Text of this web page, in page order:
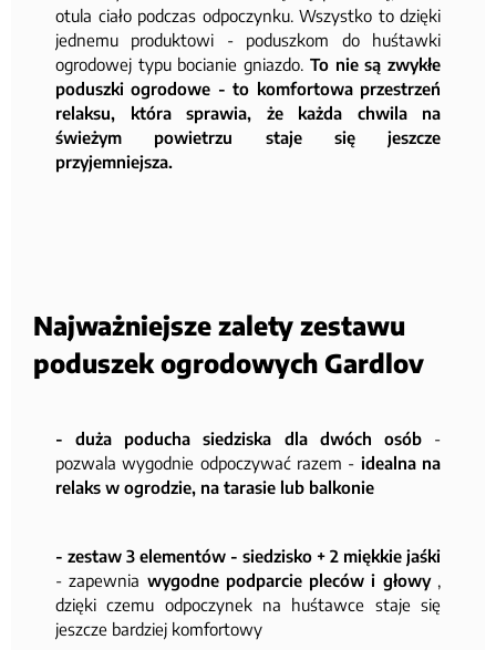
otula ciało podczas odpoczynku. Wszystko to dzięki
jednemu produktowi - poduszkom do huśtawki
ogrodowej typu bocianie gniazdo. To nie są zwykłe
poduszki ogrodowe - to komfortowa przestrzeń
relaksu, która sprawia, że każda chwila na
świeżym powietrzu staje się jeszcze
przyjemniejsza.
Najważniejsze zalety zestawu
poduszek ogrodowych Gardlov
- duża poducha siedziska dla dwóch osób -
pozwala wygodnie odpoczywać razem - idealna na
relaks w ogrodzie, na tarasie lub balkonie
- zestaw 3 elementów - siedzisko + 2 miękkie jaśki
- zapewnia wygodne podparcie pleców i głowy ,
dzięki czemu odpoczynek na huśtawce staje się
jeszcze bardziej komfortowy